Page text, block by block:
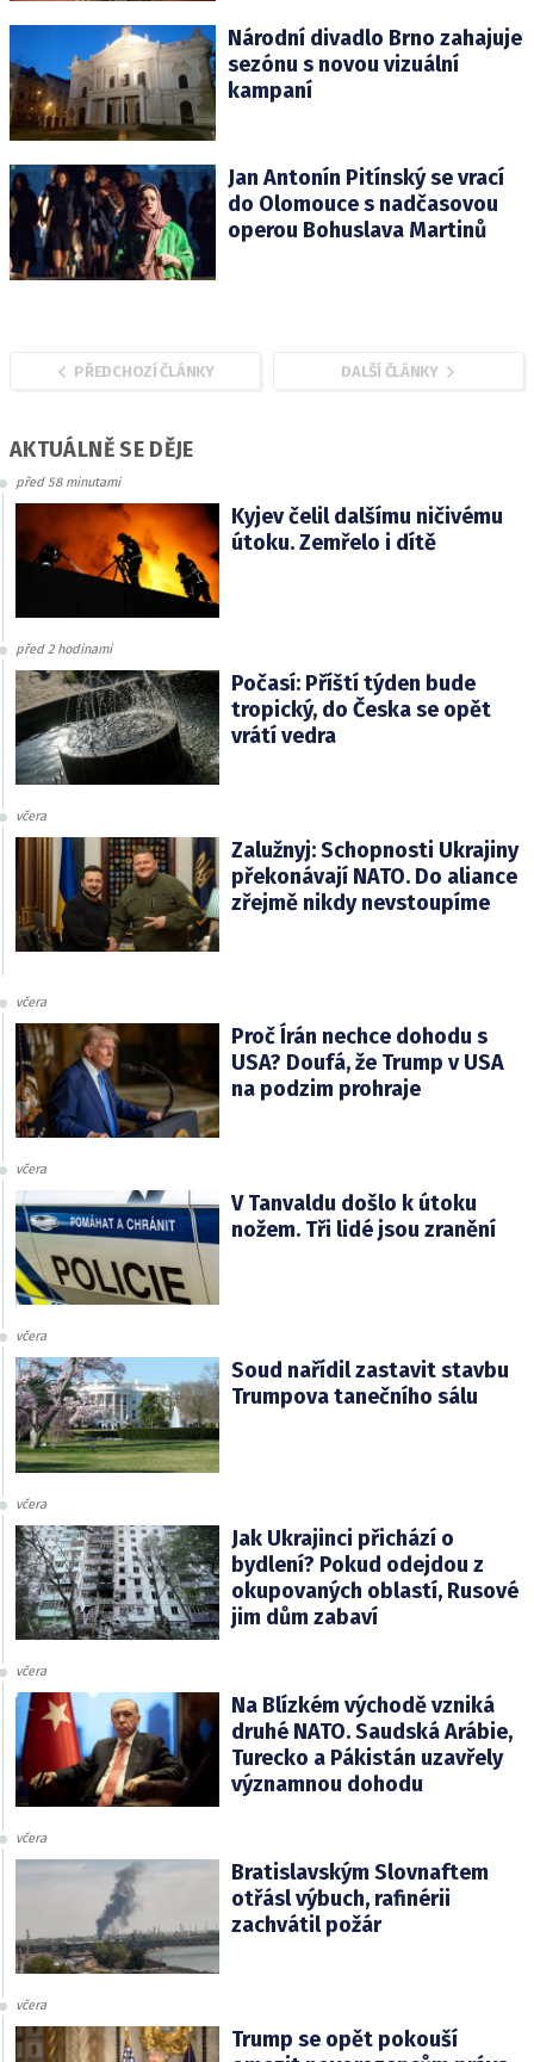
Národní divadlo Brno zahajuje
sezónu s novou vizuální
kampaní
Jan Antonín Pitínský se vrací
do Olomouce s nadčasovou
operou Bohuslava Martinů
PŘEDCHOZÍ ČLÁNKY DALŠÍ ČLÁNKY
AKTUÁLNĚ SE DĚJE
před 58 minutami
Kyjev čelil dalšímu ničivému
útoku. Zemřelo i dítě
před 2 hodinami
Počasí: Příští týden bude
tropický, do Česka se opět
vrátí vedra
včera
Zalužnyj: Schopnosti Ukrajiny
překonávají NATO. Do aliance
zřejmě nikdy nevstoupíme
včera
Proč Írán nechce dohodu s
USA? Doufá, že Trump v USA
na podzim prohraje
včera
V Tanvaldu došlo k útoku
nožem. Tři lidé jsou zranění
včera
Soud nařídil zastavit stavbu
Trumpova tanečního sálu
včera
Jak Ukrajinci přichází o
bydlení? Pokud odejdou z
okupovaných oblastí, Rusové
jim dům zabaví
včera
Na Blízkém východě vzniká
druhé NATO. Saudská Arábie,
Turecko a Pákistán uzavřely
významnou dohodu
včera
Bratislavským Slovnaftem
otřásl výbuch, rafinérii
zachvátil požár
včera
Trump se opět pokouší